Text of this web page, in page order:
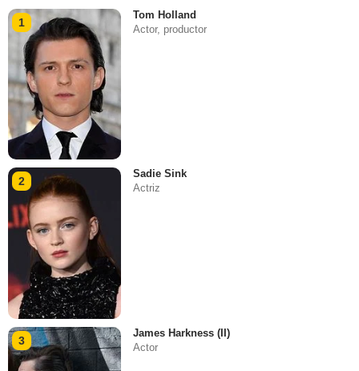
1
Tom Holland
Actor, productor
2
Sadie Sink
Actriz
3
James Harkness (II)
Actor